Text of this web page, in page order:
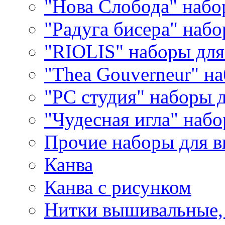
"Нова Слобода"
"Радуга бисера"
"RIOLIS" наборы
"Thea Gouverneur"
"РС студия" наборы
"Чудесная игла"
Прочие наборы для
Канва
Канва с рисунком
Нитки